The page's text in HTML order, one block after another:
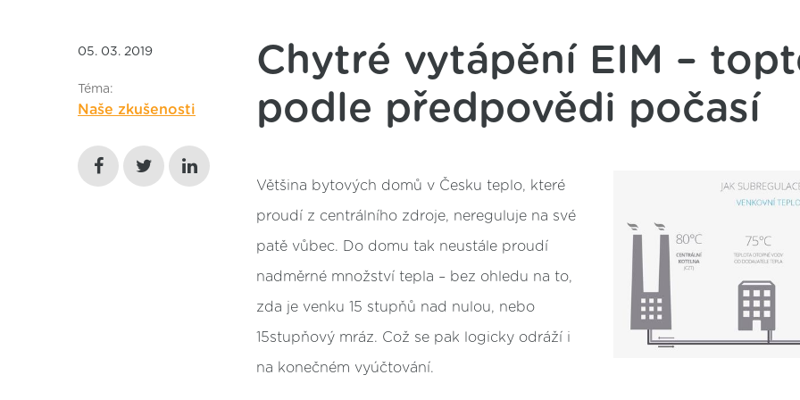
05. 03. 2019
Téma:
Naše zkušenosti
Chytré vytápění EIM –
podle předpovědi počasí
Většina bytových domů v Česku teplo, které
proudí z centrálního zdroje, nereguluje na své
patě vůbec. Do domu tak neustále proudí
nadměrné množství tepla – bez ohledu na to,
zda je venku 15 stupňů nad nulou, nebo
15stupňový mráz. Což se pak logicky odráží i
na konečném vyúčtování.